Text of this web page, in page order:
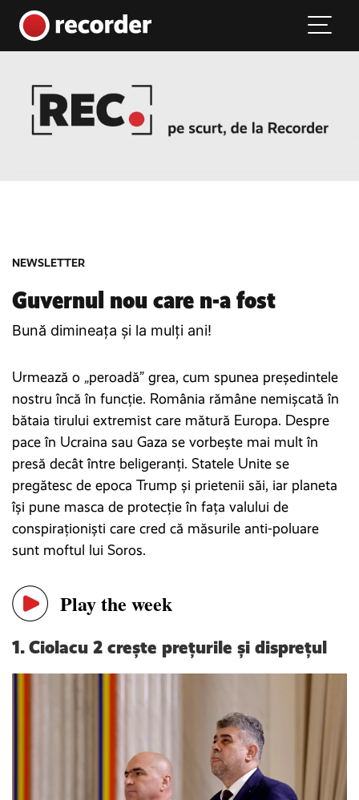
Skip to content
Main Navigation
NEWSLETTER
Guvernul nou care n-a fost
Bună dimineața și la mulți ani!
Urmează o „peroadă” grea, cum spunea președintele
nostru încă în funcție. România rămâne nemișcată în
bătaia tirului extremist care mătură Europa. Despre
pace în Ucraina sau Gaza se vorbește mai mult în
presă decât între beligeranți. Statele Unite se
pregătesc de epoca Trump și prietenii săi, iar planeta
își pune masca de protecție în fața valului de
conspiraționiști care cred că măsurile anti-poluare
sunt moftul lui Soros.
Play the week
1.Ciolacu 2 crește prețurile și disprețul